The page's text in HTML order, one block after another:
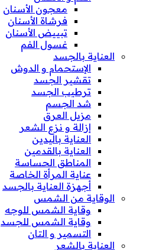
معجون الأسنان
فرشاة الأسنان
تبييض الأسنان
غسول الفم
العناية بالجسد
الإستحمام و الدوش
تقشير الجسد
ترطيب الجسد
شد الجسم
مزيل العرق
إزالة و نزع الشعر
العناية باليدين
العناية بالقدمين
المناطق الحساسة
عناية المرأة الخاصة
أجهزة العناية بالجسد
الوقاية من الشمس
وقاية الشمس للوجه
وقاية الشمس للجسد
التسمير و التان
العناية بالشعر